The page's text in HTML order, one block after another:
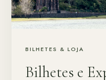
BILHETES & LOJA
Bilhetes e